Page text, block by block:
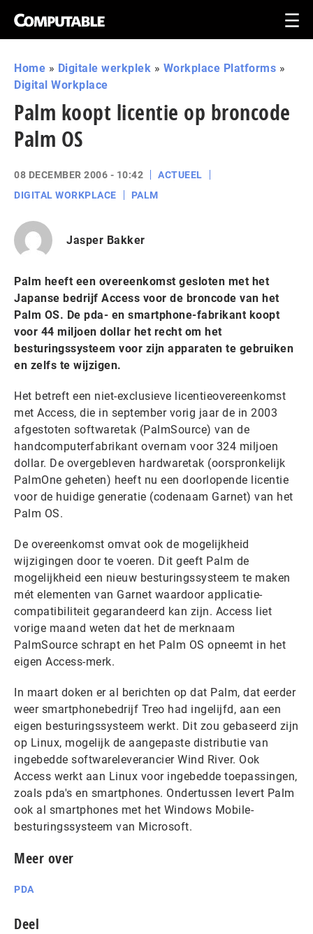
Home » Digitale werkplek » Workplace Platforms »
Digital Workplace
Palm koopt licentie op broncode
Palm OS
08 DECEMBER 2006 - 10:42
ACTUEEL
DIGITAL WORKPLACE
PALM
Jasper Bakker
Palm heeft een overeenkomst gesloten met het
Japanse bedrijf Access voor de broncode van het
Palm OS. De pda- en smartphone-fabrikant koopt
voor 44 miljoen dollar het recht om het
besturingssysteem voor zijn apparaten te gebruiken
en zelfs te wijzigen.
Het betreft een niet-exclusieve licentieovereenkomst
met Access, die in september vorig jaar de in 2003
afgestoten softwaretak (PalmSource) van de
handcomputerfabrikant overnam voor 324 miljoen
dollar. De overgebleven hardwaretak (oorspronkelijk
PalmOne geheten) heeft nu een doorlopende licentie
voor de huidige generatie (codenaam Garnet) van het
Palm OS.
De overeenkomst omvat ook de mogelijkheid
wijzigingen door te voeren. Dit geeft Palm de
mogelijkheid een nieuw besturingssysteem te maken
mét elementen van Garnet waardoor applicatie-
compatibiliteit gegarandeerd kan zijn. Access liet
vorige maand weten dat het de merknaam
PalmSource schrapt en het Palm OS opneemt in het
eigen Access-merk.
In maart doken er al berichten op dat Palm, dat eerder
weer smartphonebedrijf Treo had ingelijfd, aan een
eigen besturingssysteem werkt. Dit zou gebaseerd zijn
op Linux, mogelijk de aangepaste distributie van
ingebedde softwareleverancier Wind River. Ook
Access werkt aan Linux voor ingebedde toepassingen,
zoals pda's en smartphones. Ondertussen levert Palm
ook al smartphones met het Windows Mobile-
besturingssysteem van Microsoft.
Meer over
PDA
Deel